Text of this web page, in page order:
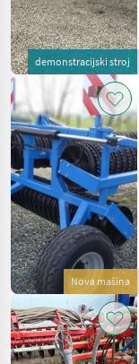
demonstracijski stroj
Nova mašina